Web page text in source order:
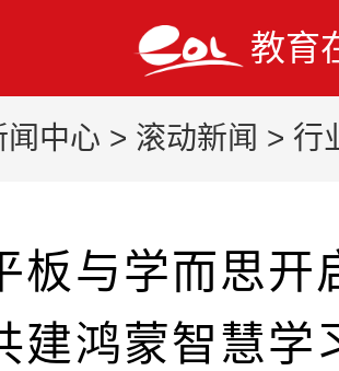
教育
闻中心 > 滚动新闻 > 行
板与学而思开
建鸿蒙智慧学